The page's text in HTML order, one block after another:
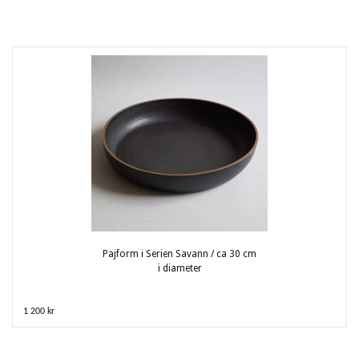
Pajform i Serien Savann / ca 30 cm
i diameter
1 200 kr